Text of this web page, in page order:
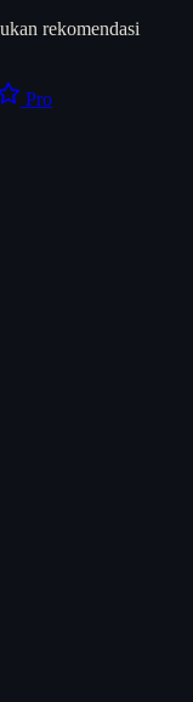
rekomendasi
Pro